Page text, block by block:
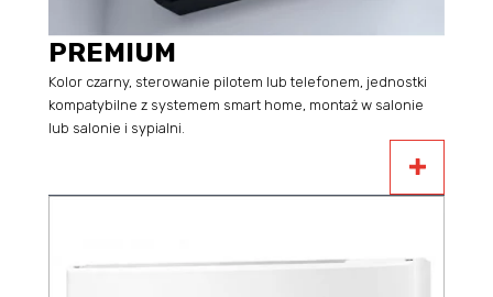
PREMIUM
Kolor czarny, sterowanie pilotem lub telefonem, jednostki
kompatybilne z systemem smart home, montaż w salonie
lub salonie i sypialni.